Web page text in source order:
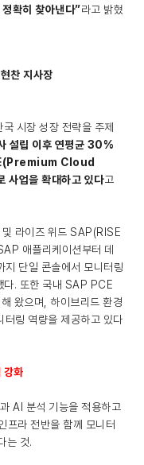
확히 찾아낸다”라고 밝혔
찬 지사장
시장 성장 전략을 주제
설립 이후 연평균 30%
Cloud
업을 확대하고 있다고
라이즈 위드 SAP(RISE
애플리케이션부터 데
지 단일 콘솔에서 모니터링
다. 또한 국내 SAP PCE
왔으며, 하이브리드 환경
링 역량을 제공하고 있다
화
AI 분석 기능을 적용하고
프라 전반을 함께 모니터
는 것.